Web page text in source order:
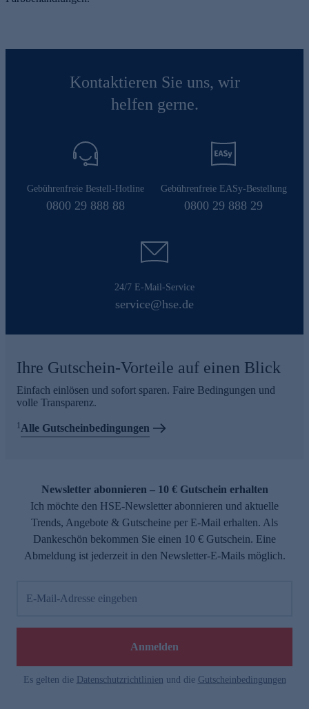
Kontaktieren Sie uns, wir
helfen gerne.
Gebührenfreie Bestell-Hotline
0800 29 888 88
Gebührenfreie EASy-Bestellung
0800 29 888 29
24/7 E-Mail-Service
service@hse.de
Ihre Gutschein-Vorteile auf einen Blick
Einfach einlösen und sofort sparen. Faire Bedingungen und
volle Transparenz.
1Alle Gutscheinbedingungen
Newsletter abonnieren – 10 € Gutschein erhalten
Ich möchte den HSE-Newsletter abonnieren und aktuelle
Trends, Angebote & Gutscheine per E-Mail erhalten. Als
Dankeschön bekommen Sie einen 10 € Gutschein. Eine
Abmeldung ist jederzeit in den Newsletter-E-Mails möglich.
E-Mail-Adresse eingeben
Anmelden
Es gelten die Datenschutzrichtlinien und die Gutscheinbedingungen